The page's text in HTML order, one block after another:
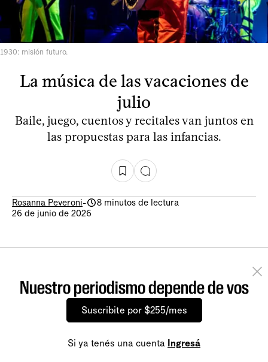
1930: misión futuro.
La música de las vacaciones de
julio
Baile, juego, cuentos y recitales van juntos en
las propuestas para las infancias.
Rosanna Peveroni-
8 minutos de lectura
26 de junio de 2026
Nuestro periodismo depende de vos
Suscribite por $255/mes
Si ya tenés una cuenta Ingresá